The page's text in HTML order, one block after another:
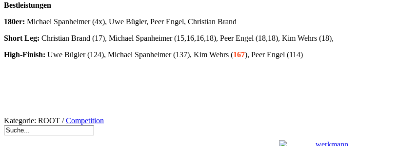
Bestleistungen
180er: Michael Spanheimer (4x), Uwe Bügler, Peer Engel, Christian Brand
Short Leg: Christian Brand (17), Michael Spanheimer (15,16,16,18), Peer Engel (18,18), Kim Wehrs (18),
High-Finish: Uwe Bügler (124), Michael Spanheimer (137), Kim Wehrs (167), Peer Engel (114)
Kategorie: ROOT /Competition